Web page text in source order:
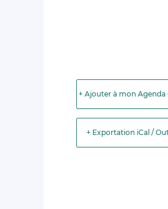
+ Ajouter à mon Agenda
+ Exportation iCal /